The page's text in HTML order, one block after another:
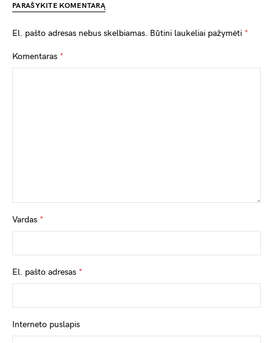
PARAŠYKITE KOMENTARĄ
El. pašto adresas nebus skelbiamas. Būtini laukeliai pažymėti *
Komentaras *
Vardas *
El. pašto adresas *
Interneto puslapis